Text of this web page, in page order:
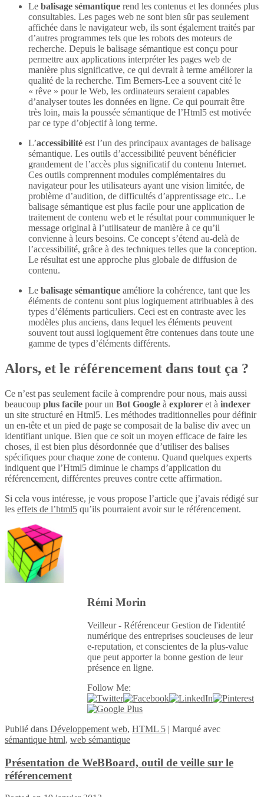
Le balisage sémantique rend les contenus et les données plus
consultables. Les pages web ne sont bien sûr pas seulement
affichée dans le navigateur web, ils sont également traités par
d’autres programmes tels que les robots des moteurs de
recherche. Depuis le balisage sémantique est conçu pour
permettre aux applications interpréter les pages web de
manière plus significative, ce qui devrait à terme améliorer la
qualité de la recherche. Tim Berners-Lee a souvent cité le
« rêve » pour le Web, les ordinateurs seraient capables
d’analyser toutes les données en ligne. Ce qui pourrait être
très loin, mais la poussée sémantique de l’Html5 est motivée
par ce type d’objectif à long terme.
L’accessibilité est l’un des principaux avantages de balisage
sémantique. Les outils d’accessibilité peuvent bénéficier
grandement de l’accès plus significatif du contenu Internet.
Ces outils comprennent modules complémentaires du
navigateur pour les utilisateurs ayant une vision limitée, de
problème d’audition, de difficultés d’apprentissage etc.. Le
balisage sémantique est plus facile pour une application de
traitement de contenu web et le résultat pour communiquer le
message original à l’utilisateur de manière à ce qu’il
convienne à leurs besoins. Ce concept s’étend au-delà de
l’accessibilité, grâce à des techniques telles que la conception.
Le résultat est une approche plus globale de diffusion de
contenu.
Le balisage sémantique améliore la cohérence, tant que les
éléments de contenu sont plus logiquement attribuables à des
types d’éléments particuliers. Ceci est en contraste avec les
modèles plus anciens, dans lequel les éléments peuvent
souvent tout aussi logiquement être contenues dans toute une
gamme de types d’éléments différents.
Alors, et le référencement dans tout ça ?
Ce n’est pas seulement facile à comprendre pour nous, mais aussi
beaucoup plus facile pour un Bot Google à explorer et à indexer
un site structuré en Html5. Les méthodes traditionnelles pour définir
un en-tête et un pied de page se composait de la balise div avec un
identifiant unique. Bien que ce soit un moyen efficace de faire les
choses, il est bien plus désordonnée que d’utiliser des balises
spécifiques pour chaque zone de contenu. Quand quelques experts
indiquent que l’Html5 diminue le champs d’application du
référencement, différentes preuves contre cette affirmation.
Si cela vous intéresse, je vous propose l’article que j’avais rédigé sur
les effets de l’html5 qu’ils pourraient avoir sur le référencement.
Rémi Morin
Veilleur - Référenceur Gestion de l'identité
numérique des entreprises soucieuses de leur
e-reputation, et conscientes de la plus-value
que peut apporter la bonne gestion de leur
présence en ligne.
Follow Me:
Publié dans Développement web, HTML 5 | Marqué avec
sémantique html, web sémantique
Présentation de WeBBoard, outil de veille sur le
référencement